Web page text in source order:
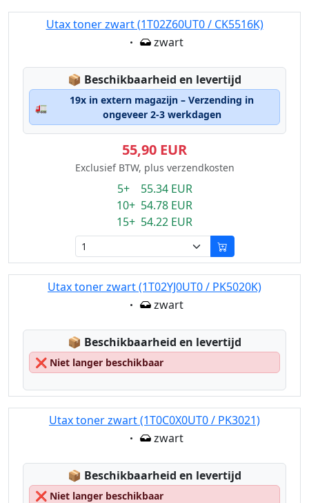
Utax toner zwart (1T02Z60UT0 / CK5516K)
Eigenschaft:
zwart
📦 Lagerstatus:
Beschikbaarheid en levertijd
🚛
19x in extern magazijn – Verzending in
ongeveer 2-3 werkdagen
55,90 EUR
Exclusief BTW, plus verzendkosten
5+ 55.34 EUR
10+ 54.78 EUR
15+ 54.22 EUR
Utax toner zwart (1T02YJ0UT0 / PK5020K)
Eigenschaft:
zwart
📦 Lagerstatus:
Beschikbaarheid en levertijd
❌ Niet langer beschikbaar
Utax toner zwart (1T0C0X0UT0 / PK3021)
Eigenschaft:
zwart
📦 Lagerstatus:
Beschikbaarheid en levertijd
❌ Niet langer beschikbaar